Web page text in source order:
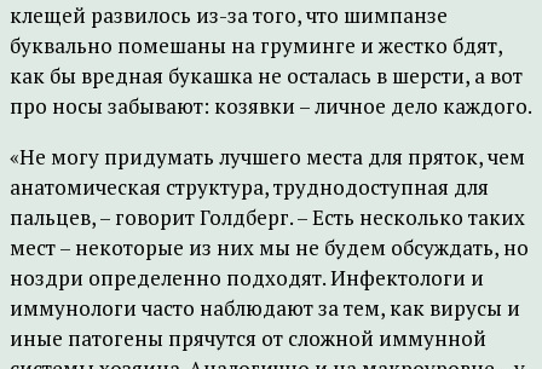
клещей развилось из-за того, что шимпанзе
буквально помешаны на груминге и жестко бдят,
как бы вредная букашка не осталась в шерсти, а вот
про носы забывают: козявки – личное дело каждого.
«Не могу придумать лучшего места для пряток, чем
анатомическая структура, труднодоступная для
пальцев, – говорит Голдберг. – Есть несколько таких
мест – некоторые из них мы не будем обсуждать, но
ноздри определенно подходят. Инфектологи и
иммунологи часто наблюдают за тем, как вирусы и
иные патогены прячутся от сложной иммунной